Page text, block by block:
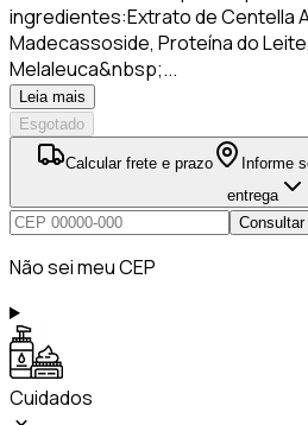
ingredientes:Extrato de Centella
Madecassoside, Proteína do
Melaleuca&nbsp;...
Leia mais
Esgotado
Calcular frete e prazo
Informe
entrega
Consultar
Não sei meu CEP
Cuidados